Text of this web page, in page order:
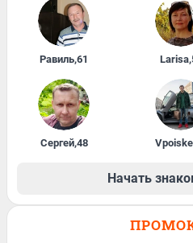
Равиль,61 Larisa,
Сергей,48 Vpoiske
Начать